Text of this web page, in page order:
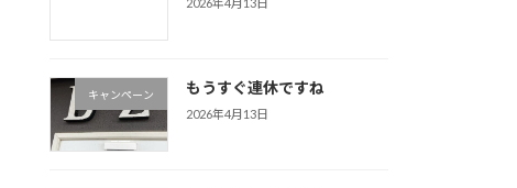
2026年4月13日
キャンペーン もうすぐ連休ですね
2026年4月13日